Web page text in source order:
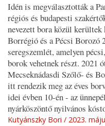
Idén is megválasztották a
régiós és budapesti
nevezett bora közül
Borrégió és a Pécsi Borozó
seregszemlét, amelyen
borok vehetnek részt. 2021
Mecseknádasdi Szőlő- és
itt rendezik meg az éves
idei évben 10-én - az
nyárköszöntő nyilvános
Kutyánszky Bori 2023.